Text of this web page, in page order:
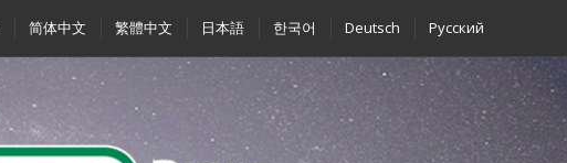
简体中文 繁體中文 日本語 한국어 Deutsch Pусский